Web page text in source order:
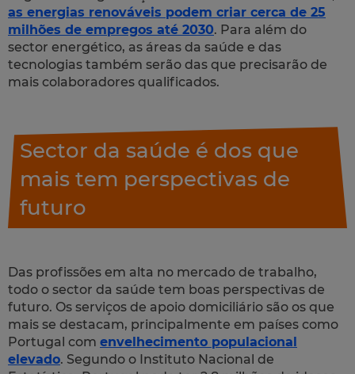
as energias renováveis podem criar cerca de 25
milhões de empregos até 2030. Para além do
sector energético, as áreas da saúde e das
tecnologias também serão das que precisarão de
mais colaboradores qualificados.
Sector da saúde é dos que
mais tem perspectivas de
futuro
Das profissões em alta no mercado de trabalho,
todo o sector da saúde tem boas perspectivas de
futuro. Os serviços de apoio domiciliário são os que
mais se destacam, principalmente em países como
Portugal com envelhecimento populacional
elevado. Segundo o Instituto Nacional de